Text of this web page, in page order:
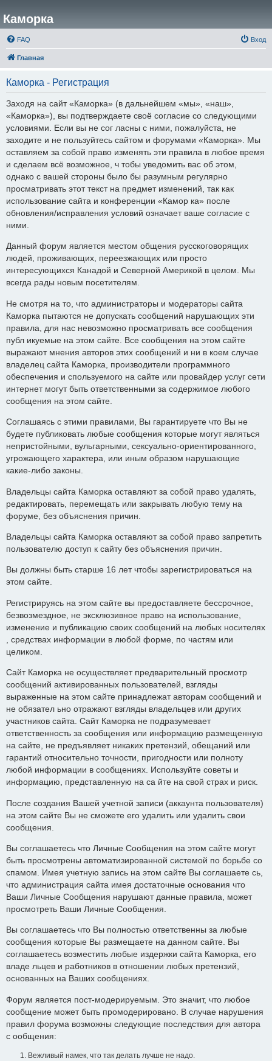
Каморка
FAQ Вход
Главная
Каморка - Регистрация
Заходя на сайт «Каморка» (в дальнейшем «мы», «наш»,
«Каморка»), вы подтверждаете своё согласие со следующими
условиями. Если вы не сог ласны с ними, пожалуйста, не
заходите и не пользуйтесь сайтом и форумами «Каморка». Мы
оставляем за собой право изменять эти правила в любое время
и сделаем всё возможное, ч тобы уведомить вас об этом,
однако с вашей стороны было бы разумным регулярно
просматривать этот текст на предмет изменений, так как
использование сайта и конференции «Камор ка» после
обновления/исправления условий означает ваше согласие с
ними.
Данный форум является местом общения русскоговорящих
людей, проживающих, переезжающих или просто
интересующихся Канадой и Северной Америкой в целом. Мы
всегда рады новым посетителям.
Не смотря на то, что администраторы и модераторы сайта
Каморка пытаются не допускать сообщений нарушающих эти
правила, для нас невозможно просматривать все сообщения
публ икуемые на этом сайте. Все сообщения на этом сайте
выражают мнения авторов этих сообщений и ни в коем случае
владелец сайта Каморка, производители программного
обеспечения и спользуемого на сайте или провайдер услуг сети
интернет могут быть ответственными за содержимое любого
сообщения на этом сайте.
Соглашаясь с этими правилами, Вы гарантируете что Вы не
будете публиковать любые сообщения которые могут являться
непристойными, вульгарными, сексуально-ориентированного,
угрожающего характера, или иным образом нарушающие
какие-либо законы.
Владельцы сайта Каморка оставляют за собой право удалять,
редактировать, перемещать или закрывать любую тему на
форуме, без объяснения причин.
Владельцы сайта Каморка оставляют за собой право запретить
пользователю доступ к сайту без объяснения причин.
Вы должны быть старше 16 лет чтобы зарегистрироваться на
этом сайте.
Регистрируясь на этом сайте вы предоставляете бессрочное,
безвозмездное, не эксклюзивное право на использование,
изменение и публикацию своих сообщений на любых носителях
, средствах информации в любой форме, по частям или
целиком.
Сайт Каморка не осуществляет предварительный просмотр
сообщений активированных пользователей, взгляды
выраженные на этом сайте принадлежат авторам сообщений и
не обязател ьно отражают взгляды владельцев или других
участников сайта. Сайт Каморка не подразумевает
ответственность за сообщения или информацию размещенную
на сайте, не предъявляет никаких претензий, обещаний или
гарантий относительно точности, пригодности или полноту
любой информации в сообщениях. Используйте советы и
информацию, представленную на са йте на свой страх и риск.
После создания Вашей учетной записи (аккаунта пользователя)
на этом сайте Вы не сможете его удалить или удалить свои
сообщения.
Вы соглашаетесь что Личные Сообщения на этом сайте могут
быть просмотрены автоматизированной системой по борьбе со
спамом. Имея учетную запись на этом сайте Вы соглашаете сь,
что администрация сайта имея достаточные основания что
Ваши Личные Сообщения нарушают данные правила, может
просмотреть Ваши Личные Сообщения.
Вы соглашаетесь что Вы полностью ответственны за любые
сообщения которые Вы размещаете на данном сайте. Вы
соглашаетесь возместить любые издержки сайта Каморка, его
владе льцев и работников в отношении любых претензий,
основанных на Ваших сообщениях.
Форум является пост-модерируемым. Это значит, что любое
сообщение может быть промодерировано. В случае нарушения
правил форума возможны следующие последствия для автора
с ообщения:
Вежливый намек, что так делать лучше не надо.